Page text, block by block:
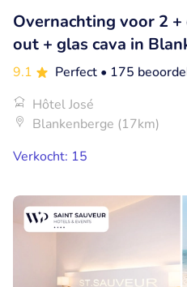
Overnachting voor 2
out + glas cava in
9.1 Perfect • 175
Hôtel José
Blankenberge (17km)
Verkocht: 15